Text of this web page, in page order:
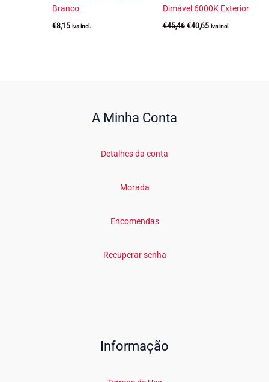
Branco
€8,15 iva incl.
Dimável 6000K Exterior
€45,46 O
€40,65Oiva incl.
A Minha Conta
Detalhes da conta
Morada
Encomendas
Recuperar senha
Informação